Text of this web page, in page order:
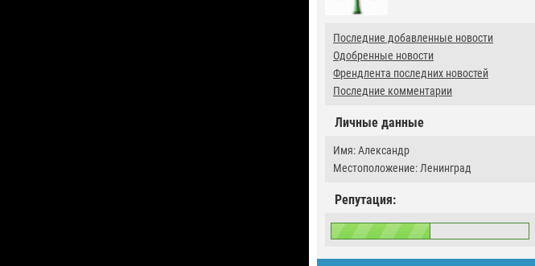
Последние добавленные новости
Одобренные новости
Френдлента последних новостей
Последние комментарии
Личные данные
Имя: Александр
Местоположение: Ленинград
Репутация: